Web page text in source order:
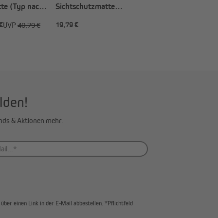
(Typ nach
UVP 40,79 €
Sichtschutzmatte
grau
19,79 €
& Aktionen mehr.
einen Link in der E-Mail abbestellen. *Pflichtfeld